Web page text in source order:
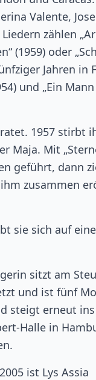
Valente,
zählen
(1959) oder
Jahren in
und „Ein
1957 stirbt
Maja. Mit
geführt, dann
zusammen
sie sich auf eine
sitzt am
und ist fünf
steigt erneut ins
Halle in
ist Lys Assia